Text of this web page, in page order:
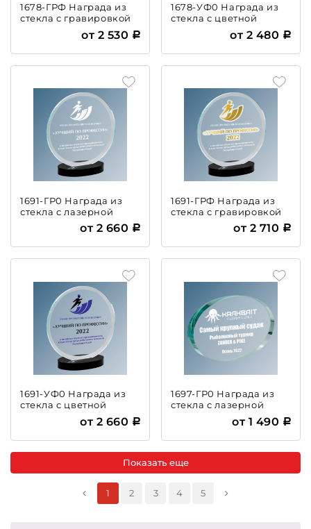
1678-ГРФ Награда из
стекла с гравировкой
от 2 530
1678-УФ0 Награда из
стекла с цветной
от 2 480
1691-ГР0 Награда из
стекла с лазерной
от 2 660
1691-ГРФ Награда из
стекла с гравировкой
от 2 710
1691-УФ0 Награда из
стекла с цветной
от 2 660
1697-ГР0 Награда из
стекла с лазерной
от 1 490
Показать еще
1 2 3 4 5